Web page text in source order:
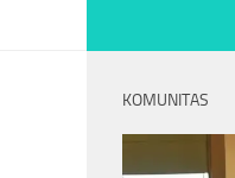
KOMUNITAS